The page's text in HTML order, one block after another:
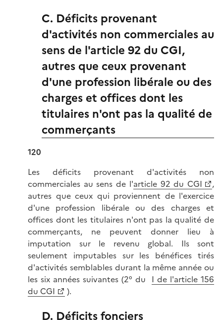
C. Déficits provenant
d'activités non commerciales au
sens de l'article 92 du CGI,
autres que ceux provenant
d'une profession libérale ou des
charges et offices dont les
titulaires n'ont pas la qualité de
commerçants
120
Les déficits provenant d'activités non
commerciales au sens de l'article 92 du CGI
,
autres que ceux qui proviennent de l'exercice
d'une profession libérale ou des charges et
offices dont les titulaires n'ont pas la qualité de
commerçants, ne peuvent donner lieu à
imputation sur le revenu global. Ils sont
seulement imputables sur les bénéfices tirés
d'activités semblables durant la même année ou
les six années suivantes (2° du I de l'article 156
du CGI
).
D. Déficits fonciers